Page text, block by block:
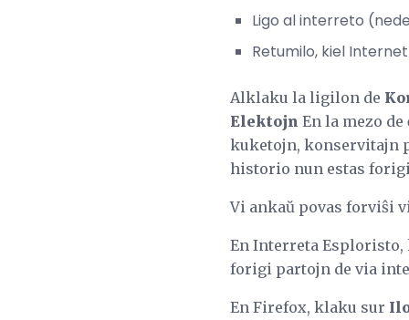
Ligo al interreto
Retumilo, kiel
Alklaku la ligilon de
Elektojn En la mezo
kuketojn, konservitajn
historio nun estas
Vi ankaŭ povas forviŝi
En Interreta Esploristo,
forigi partojn de via
En Firefox, klaku sur